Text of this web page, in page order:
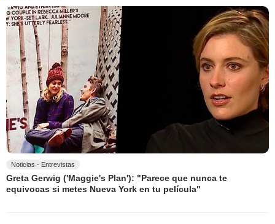
Noticias - Entrevistas
Greta Gerwig ('Maggie's Plan'): "Parece que nunca te
equivocas si metes Nueva York en tu película"